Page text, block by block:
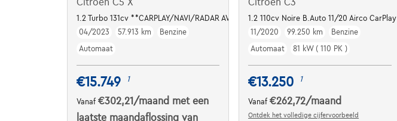
1.2 Turbo 131cv **CARPLAY/NAVI/RADAR AV/AR/FULL LED**
04/2023
57.913 km
Benzine
Automaat
€15.749 1
Vanaf €302,21 /maand met een
laatste maandaflossing van
1.2 110cv Noire B.Auto 11/20 Airco CarPlay
11/2020
99.250 km
Benzine
Automaat
81 kW ( 110 PK )
€13.250 1
Vanaf€262,72/maand
Ontdek het volledige cijfervoorbeeld